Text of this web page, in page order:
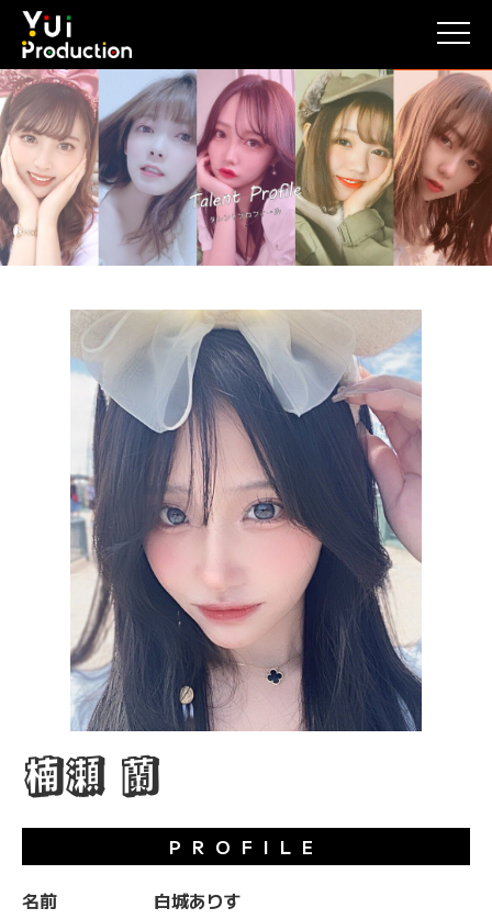
楠瀬 蘭
名前
白城ありす
PROFILE